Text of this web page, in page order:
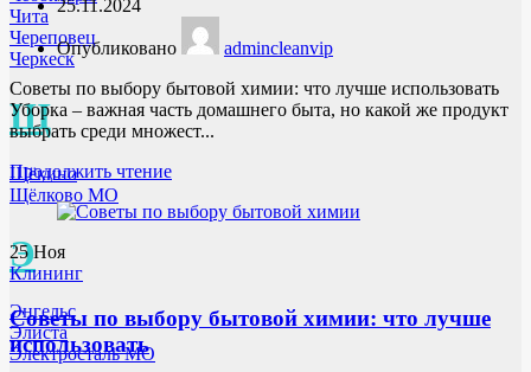
Чита
Череповец
Черкеск
Щ
Щёкино
Щёлково МО
Э
Энгельс
Элиста
Электросталь МО
25.11.2024
Опубликовано
admincleanvip
Советы по выбору бытовой химии: что лучше использовать
Уборка – важная часть домашнего быта, но какой же продукт
выбрать среди множест...
Продолжить чтение
25Ноя
Клининг
Советы по выбору бытовой химии: что лучше
использовать